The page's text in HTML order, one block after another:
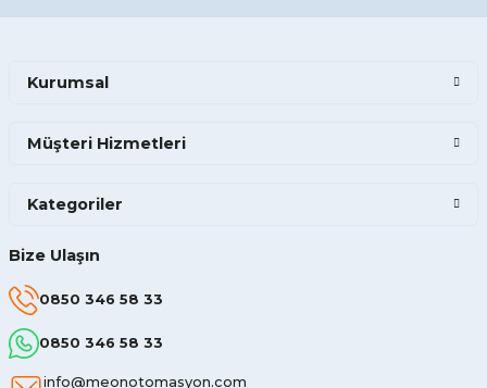
Bize Ulaşın
0850 346 58 33
0850 346 58 33
info@meonotomasyon.com
Kurumsal
Müşteri Hizmetleri
Kategoriler